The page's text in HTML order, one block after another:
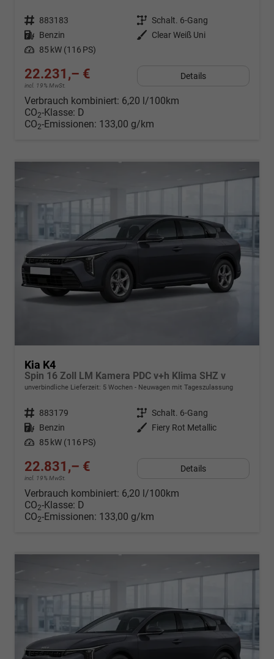
Fahrzeugnr. 883183 Getriebe Schalt. 6-Gang
Kraftstoff Benzin Außenfarbe
Clear Weiß Uni
Leistung 85 kW (116 PS)
22.231,– €
incl. 19% MwSt.
Details
Verbrauch kombiniert: 6,20 l/100km
CO2-Klasse: D
CO2-Emissionen: 133,00 g/km
Kia K4
Spin 16 Zoll LM Kamera PDC v+h Klima SHZ v
unverbindliche Lieferzeit: 5 Wochen Neuwagen mit Tageszulassung
Fahrzeugnr. 883179 Getriebe Schalt. 6-Gang
Kraftstoff Benzin Außenfarbe
Fiery Rot Metallic
Leistung 85 kW (116 PS)
22.831,– €
incl. 19% MwSt.
Details
Verbrauch kombiniert: 6,20 l/100km
CO2-Klasse: D
CO2-Emissionen: 133,00 g/km